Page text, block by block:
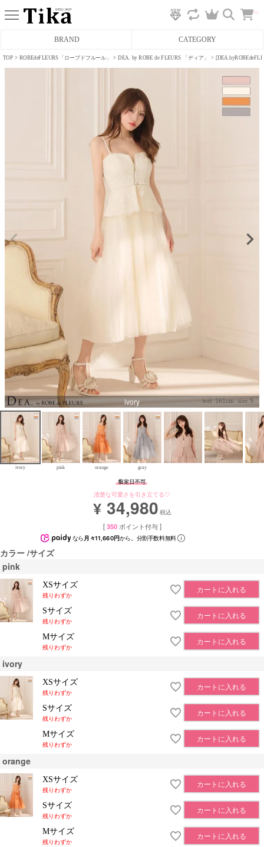
BRAND CATEGORY
タイトロングドレス
Aラインロングドレス
バースデードレス
へ
TOP ROBEdeFLEURS「ローブドフルール」 DEA. by ROBE de FLEURS 「ディア」
ivory
ivory pink orange gray
清楚な可愛さを引き立てる♡
¥ 34,980 税込
[ 350 ポイント付与 ]
なら 月々11,660円から。分割手数料無料
カラー サイズ
pink
XSサイズ
残りわずか
カートに入れる
Sサイズ
残りわずか
カートに入れる
Mサイズ
残りわずか
カートに入れる
ivory
XSサイズ
残りわずか
カートに入れる
Sサイズ
残りわずか
カートに入れる
Mサイズ
残りわずか
カートに入れる
orange
XSサイズ
残りわずか
カートに入れる
Sサイズ
残りわずか
カートに入れる
Mサイズ
残りわずか
カートに入れる